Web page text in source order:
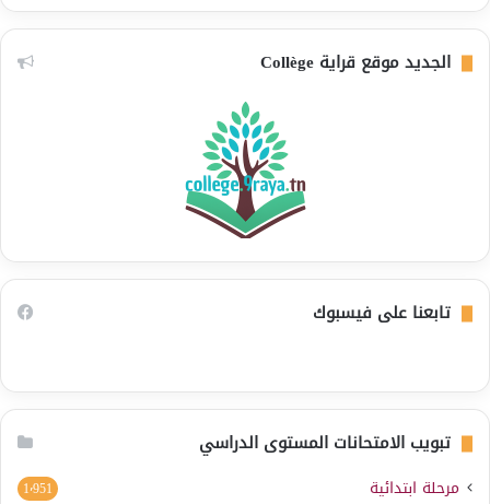
الجديد موقع قراية Collège
تابعنا على فيسبوك
تبويب الامتحانات المستوى الدراسي
مرحلة ابتدائية 1٬951